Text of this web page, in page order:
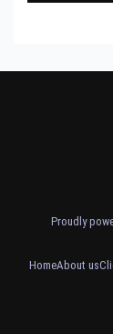
Proudly
HomeAbout us